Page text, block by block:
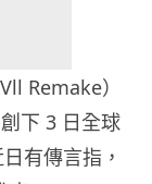
Remake）
下 3 日全球
有傳言指，